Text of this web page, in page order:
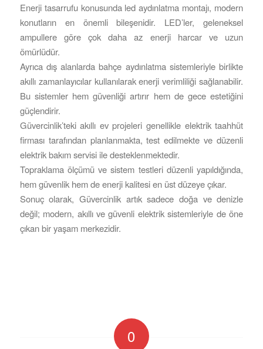
Enerji tasarrufu konusunda led aydınlatma montajı, modern
konutların en önemli bileşenidir. LED’ler, geleneksel
ampullere göre çok daha az enerji harcar ve uzun
ömürlüdür.
Ayrıca dış alanlarda bahçe aydınlatma sistemleriyle birlikte
akıllı zamanlayıcılar kullanılarak enerji verimliliği sağlanabilir.
Bu sistemler hem güvenliği artırır hem de gece estetiğini
güçlendirir.
Güvercinlik’teki akıllı ev projeleri genellikle elektrik taahhüt
firması tarafından planlanmakta, test edilmekte ve düzenli
elektrik bakım servisi ile desteklenmektedir.
Topraklama ölçümü ve sistem testleri düzenli yapıldığında,
hem güvenlik hem de enerji kalitesi en üst düzeye çıkar.
Sonuç olarak, Güvercinlik artık sadece doğa ve denizle
değil; modern, akıllı ve güvenli elektrik sistemleriyle de öne
çıkan bir yaşam merkezidir.
0